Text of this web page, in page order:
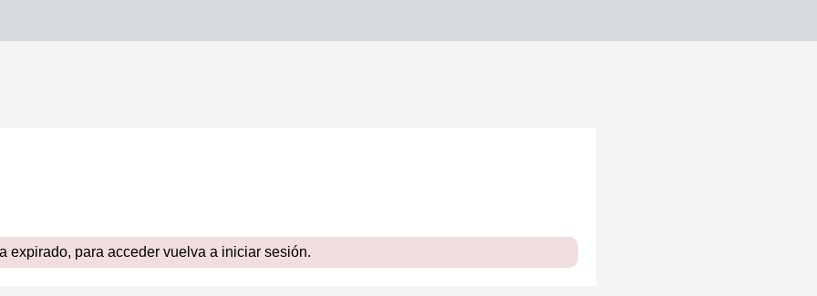
expirado, para acceder vuelva a iniciar sesión.